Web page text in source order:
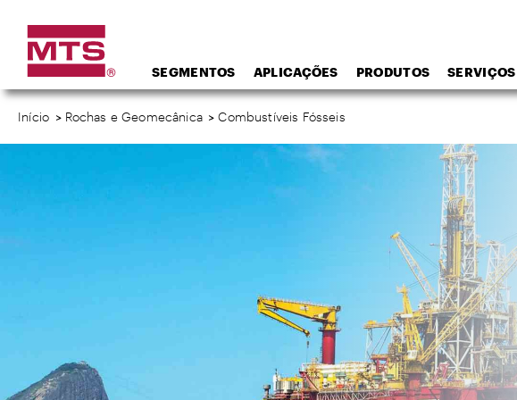
SEGMENTOS APLICAÇÕES PRODUTOS SERVIÇOS
Início > Rochas e Geomecânica >Combustíveis Fósseis